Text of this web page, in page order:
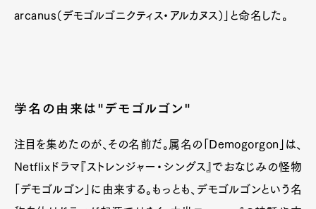
arcanus（デモゴルゴニクティス・アルカヌス）」と命名した。
学名の由来は"デモゴルゴン"
注目を集めたのが、その名前だ。属名の「Demogorgon」は、
Netflixドラマ『ストレンジャー・シングス』でおなじみの怪物
「デモゴルゴン」に由来する。もっとも、デモゴルゴンという名